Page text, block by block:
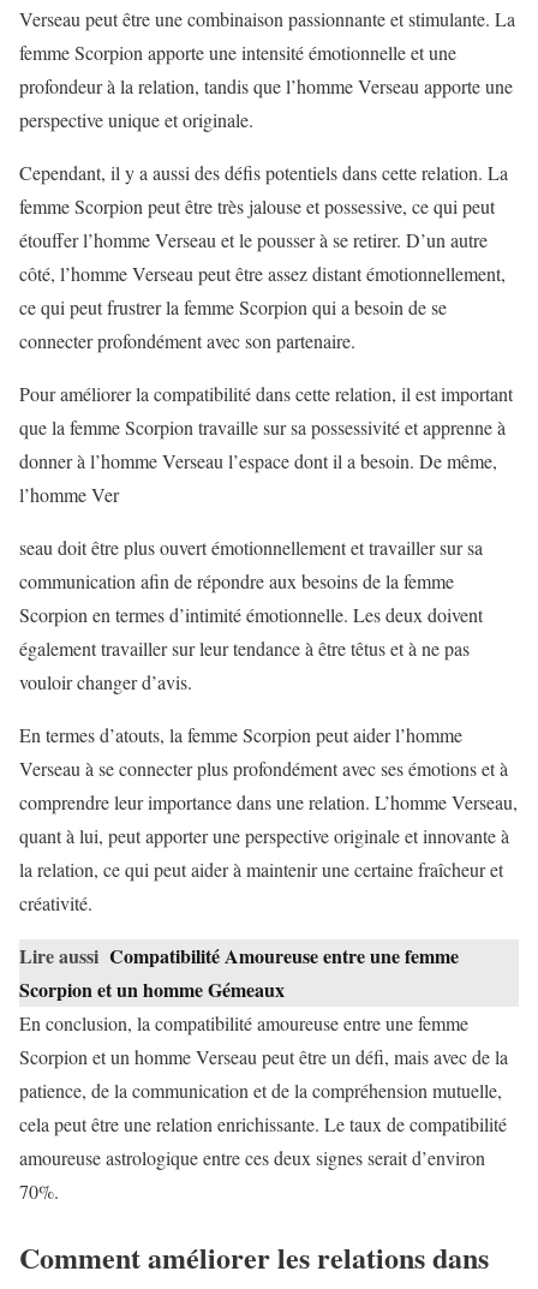
Verseau peut être une combinaison passionnante et stimulante. La
femme Scorpion apporte une intensité émotionnelle et une
profondeur à la relation, tandis que l’homme Verseau apporte une
perspective unique et originale.
Cependant, il y a aussi des défis potentiels dans cette relation. La
femme Scorpion peut être très jalouse et possessive, ce qui peut
étouffer l’homme Verseau et le pousser à se retirer. D’un autre
côté, l’homme Verseau peut être assez distant émotionnellement,
ce qui peut frustrer la femme Scorpion qui a besoin de se
connecter profondément avec son partenaire.
Pour améliorer la compatibilité dans cette relation, il est important
que la femme Scorpion travaille sur sa possessivité et apprenne à
donner à l’homme Verseau l’espace dont il a besoin. De même,
l’homme Ver
seau doit être plus ouvert émotionnellement et travailler sur sa
communication afin de répondre aux besoins de la femme
Scorpion en termes d’intimité émotionnelle. Les deux doivent
également travailler sur leur tendance à être têtus et à ne pas
vouloir changer d’avis.
En termes d’atouts, la femme Scorpion peut aider l’homme
Verseau à se connecter plus profondément avec ses émotions et à
comprendre leur importance dans une relation. L’homme Verseau,
quant à lui, peut apporter une perspective originale et innovante à
la relation, ce qui peut aider à maintenir une certaine fraîcheur et
créativité.
Lire aussi Compatibilité Amoureuse entre une femme
Scorpion et un homme Gémeaux
En conclusion, la compatibilité amoureuse entre une femme
Scorpion et un homme Verseau peut être un défi, mais avec de la
patience, de la communication et de la compréhension mutuelle,
cela peut être une relation enrichissante. Le taux de compatibilité
amoureuse astrologique entre ces deux signes serait d’environ
70%.
Comment améliorer les relations dans